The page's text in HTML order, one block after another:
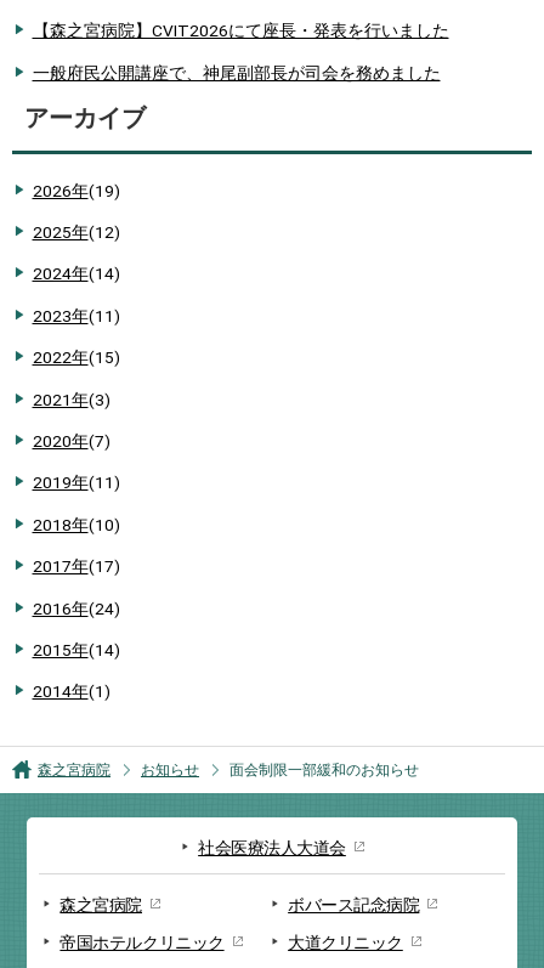
【森之宮病院】CVIT2026にて座長・発表を行いました
一般府民公開講座で、神尾副部長が司会を務めました
アーカイブ
2026年(19)
2025年(12)
2024年(14)
2023年(11)
2022年(15)
2021年(3)
2020年(7)
2019年(11)
2018年(10)
2017年(17)
2016年(24)
2015年(14)
2014年(1)
森之宮病院 お知らせ 面会制限一部緩和のお知らせ
社会医療法人大道会
森之宮病院
ボバース記念病院
帝国ホテルクリニック
大道クリニック